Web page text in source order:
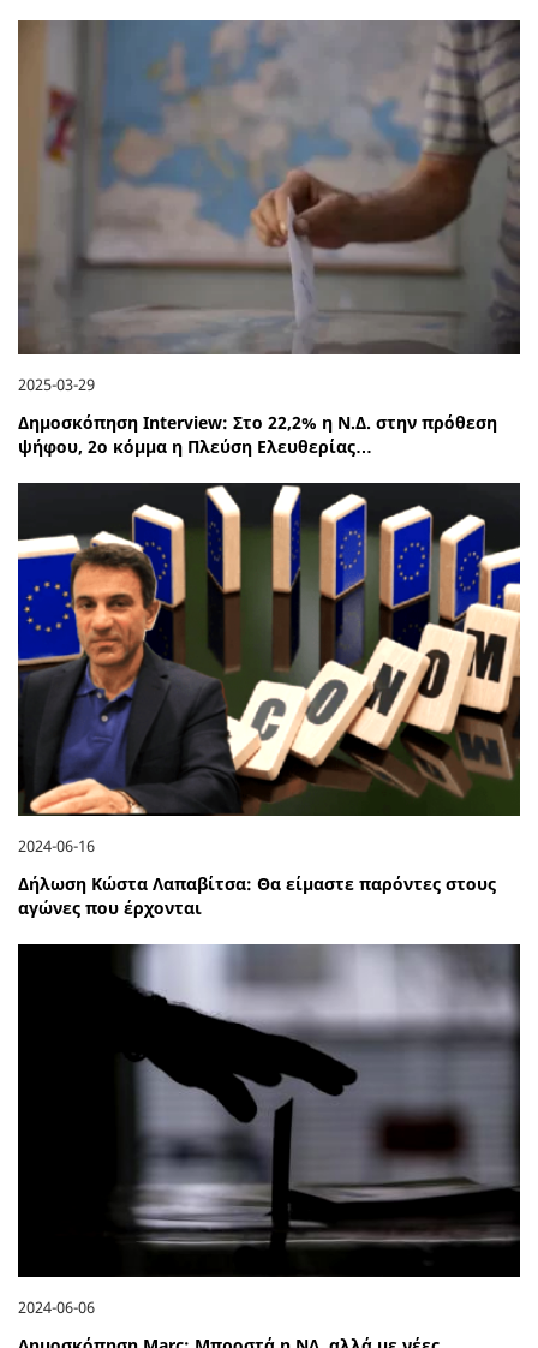
2025-03-29
Δημοσκόπηση Interview: Στο 22,2% η Ν.Δ. στην πρόθεση
ψήφου, 2ο κόμμα η Πλεύση Ελευθερίας…
2024-06-16
Δήλωση Κώστα Λαπαβίτσα: Θα είμαστε παρόντες στους
αγώνες που έρχονται
2024-06-06